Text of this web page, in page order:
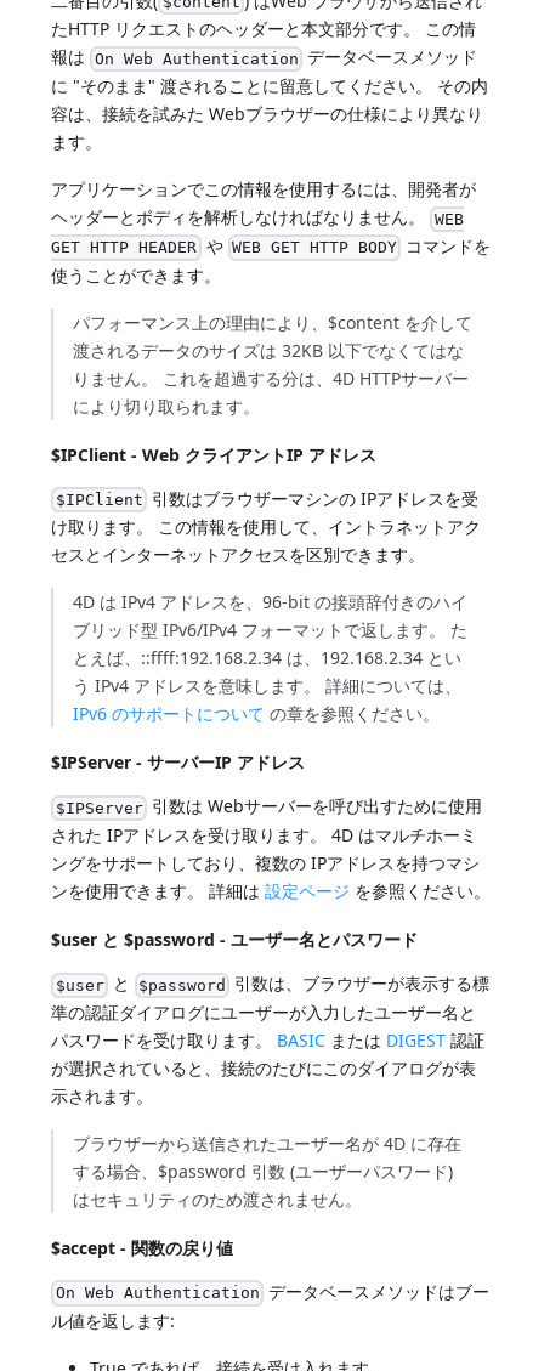
たHTTP リクエストのヘッダーと本文部分です。 この情
報は On Web Authentication データベースメソッド
に "そのまま" 渡されることに留意してください。 その内
容は、接続を試みた Webブラウザーの仕様により異なり
ます。
アプリケーションでこの情報を使用するには、開発者が
ヘッダーとボディを解析しなければなりません。 WEB
GET HTTP HEADER や WEB GET HTTP BODY コマンドを
使うことができます。
パフォーマンス上の理由により、$content を介して
渡されるデータのサイズは 32KB 以下でなくてはな
りません。 これを超過する分は、4D HTTPサーバー
により切り取られます。
$IPClient - Web クライアントIP アドレス
$IPClient 引数はブラウザーマシンの IPアドレスを受
け取ります。 この情報を使用して、イントラネットアク
セスとインターネットアクセスを区別できます。
4D は IPv4 アドレスを、96-bit の接頭辞付きのハイ
ブリッド型 IPv6/IPv4 フォーマットで返します。 た
とえば、::ffff:192.168.2.34 は、192.168.2.34 とい
う IPv4 アドレスを意味します。 詳細については、
IPv6 のサポートについて の章を参照ください。
$IPServer - サーバーIP アドレス
$IPServer 引数は Webサーバーを呼び出すために使用
された IPアドレスを受け取ります。 4D はマルチホーミ
ングをサポートしており、複数の IPアドレスを持つマシ
ンを使用できます。 詳細は設定ページ を参照ください。
$user と $password - ユーザー名とパスワード
$user と $password
引数は、ブラウザーが表示する標
準の認証ダイアログにユーザーが入力したユーザー名と
パスワードを受け取ります。 BASIC または DIGEST 認証
が選択されていると、接続のたびにこのダイアログが表
示されます。
ブラウザーから送信されたユーザー名が 4D に存在
する場合、$password 引数 (ユーザーパスワード)
はセキュリティのため渡されません。
$accept - 関数の戻り値
On Web Authentication データベースメソッドはブー
ル値を返します: